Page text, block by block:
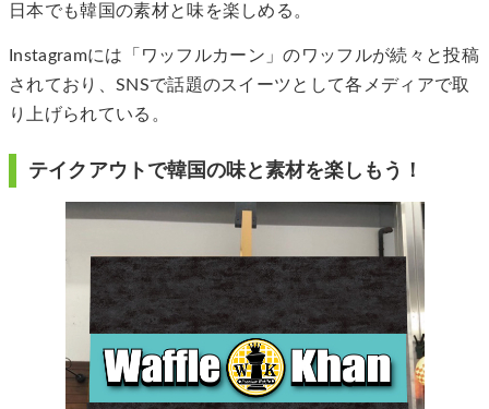
日本でも韓国の素材と味を楽しめる。
Instagramには「ワッフルカーン」のワッフルが続々と投稿
されており、SNSで話題のスイーツとして各メディアで取
り上げられている。
テイクアウトで韓国の味と素材を楽しもう！